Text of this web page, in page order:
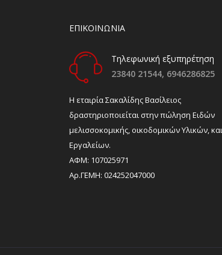
ΕΠΙΚΟΙΝΩΝΙΑ
Τηλεφωνική εξυπηρέτηση
23840 21544, 6946286825
H εταιρία Σακαλίδης Βασίλειος
δραστηριοποιείται στην πώληση Ειδών
μελισσοκομικής, οικοδομικών Υλικών, και
Εργαλείων.
ΑΦΜ: 107025971
Αρ.ΓΕΜΗ: 024252047000